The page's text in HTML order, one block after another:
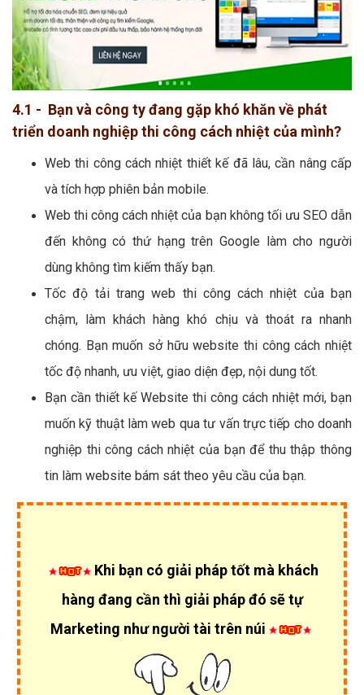
4.1 - Bạn và công ty đang gặp khó khăn về phát
triển doanh nghiệp thi công cách nhiệt của mình?
Web thi công cách nhiệt thiết kế đã lâu, cần nâng cấp
và tích hợp phiên bản mobile.
Web thi công cách nhiệt của bạn không tối ưu SEO dẫn
đến không có thứ hạng trên Google làm cho người
dùng không tìm kiếm thấy bạn.
Tốc độ tải trang web thi công cách nhiệt của bạn
chậm, làm khách hàng khó chịu và thoát ra nhanh
chóng. Bạn muốn sở hữu website thi công cách nhiệt
tốc độ nhanh, ưu việt, giao diện đẹp, nội dung tốt.
Bạn cần thiết kế Website thi công cách nhiệt mới, bạn
muốn kỹ thuật làm web qua tư vấn trực tiếp cho doanh
nghiệp thi công cách nhiệt của bạn để thu thập thông
tin làm website bám sát theo yêu cầu của bạn.
Khi bạn có giải pháp tốt mà khách
hàng đang cần thì giải pháp đó sẽ tự
Marketing như người tài trên núi